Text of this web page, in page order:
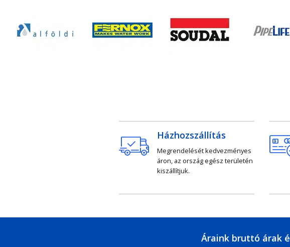
Házhozszállítás
Megrendelését kedvezményes
áron, az ország egész területén
kiszállítjuk.
Áraink bruttó árak